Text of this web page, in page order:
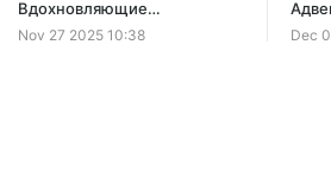
Offer ends 29
Limited (17
Вдохновляющие
новогодние эфиры в записи.
Nov 27 2025 10:38 Dec